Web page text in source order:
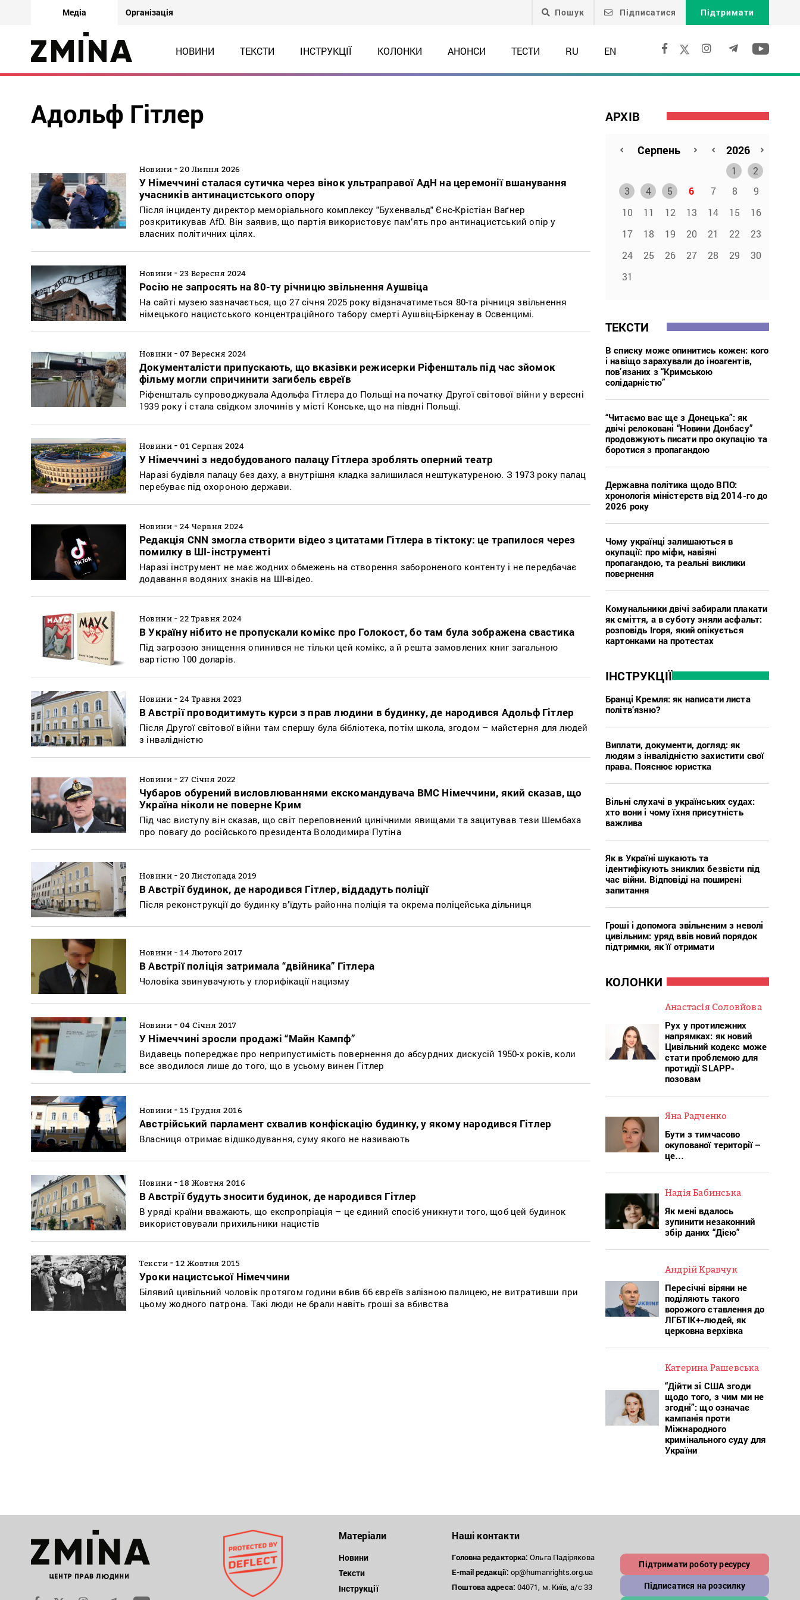
Медіа Організація Пошук Підписатися Підтримати
НОВИНИ ТЕКСТИ ІНСТРУКЦІЇ КОЛОНКИ АНОНСИ ТЕСТИ RU EN
Адольф Гітлер
Новини - 20 Липня 2026
У Німеччині сталася сутичка через вінок ультраправої АдН на церемонії вшанування
учасників антинацистського опору
Після інциденту директор меморіального комплексу "Бухенвальд" Єнс-Крістіан Ваґнер
розкритикував AfD. Він заявив, що партія використовує пам’ять про антинацистський опір у
власних політичних цілях.
Новини - 23 Вересня 2024
Росію не запросять на 80-ту річницю звільнення Аушвіца
На сайті музею зазначається, що 27 січня 2025 року відзначатиметься 80-та річниця звільнення
німецького нацистського концентраційного табору смерті Аушвіц-Біркенау в Освенцимі.
Новини - 07 Вересня 2024
Документалісти припускають, що вказівки режисерки Ріфеншталь під час зйомок
фільму могли спричинити загибель євреїв
Ріфеншталь супроводжувала Адольфа Гітлера до Польщі на початку Другої світової війни у вересні
1939 року і стала свідком злочинів у місті Конське, що на півдні Польщі.
Новини - 01 Серпня 2024
У Німеччині з недобудованого палацу Гітлера зроблять оперний театр
Наразі будівля палацу без даху, а внутрішня кладка залишилася нештукатуреною. З 1973 року палац
перебуває під охороною держави.
Новини - 24 Червня 2024
Редакція CNN змогла створити відео з цитатами Гітлера в тіктоку: це трапилося через
помилку в ШІ-інструменті
Наразі інструмент не має жодних обмежень на створення забороненого контенту і не передбачає
додавання водяних знаків на ШІ-відео.
Новини - 22 Травня 2024
В Україну нібито не пропускали комікс про Голокост, бо там була зображена свастика
Під загрозою знищення опинився не тільки цей комікс, а й решта замовлених книг загальною
вартістю 100 доларів.
Новини - 24 Травня 2023
В Австрії проводитимуть курси з прав людини в будинку, де народився Адольф Гітлер
Після Другої світової війни там спершу була бібліотека, потім школа, згодом – майстерня для людей
з інвалідністю
Новини - 27 Січня 2022
Чубаров обурений висловлюваннями екскомандувача ВМС Німеччини, який сказав, що
Україна ніколи не поверне Крим
Під час виступу він сказав, що світ переповнений цинічними явищами та зацитував тези Шембаха
про повагу до російського президента Володимира Путіна
Новини - 20 Листопада 2019
В Австрії будинок, де народився Гітлер, віддадуть поліції
Після реконструкції до будинку в’їдуть районна поліція та окрема поліцейська дільниця
Новини - 14 Лютого 2017
В Австрії поліція затримала “двійника” Гітлера
Чоловіка звинувачують у глорифікації нацизму
Новини - 04 Січня 2017
У Німеччині зросли продажі “Майн Кампф”
Видавець попереджає про неприпустимість повернення до абсурдних дискусій 1950-х років, коли
все зводилося лише до того, що в усьому винен Гітлер
Новини - 15 Грудня 2016
Австрійський парламент схвалив конфіскацію будинку, у якому народився Гітлер
Власниця отримає відшкодування, суму якого не називають
Новини - 18 Жовтня 2016
В Австрії будуть зносити будинок, де народився Гітлер
В уряді країни вважають, що експропріація – це єдиний спосіб уникнути того, щоб цей будинок
використовували прихильники нацистів
Тексти - 12 Жовтня 2015
Уроки нацистської Німеччини
Білявий цивільний чоловік протягом години вбив 66 євреїв залізною палицею, не витративши при
цьому жодного патрона. Такі люди не брали навіть гроші за вбивства
АРХІВ
1
2
3
4 5 6 7 8
9
10
11 12 13 14 15
16
17
18 19 20 21 22
23
24
25 26 27 28 29
30
31
ТЕКСТИ
В списку може опинитись кожен: кого
і навіщо зарахували до іноагентів,
пов’язаних з “Кримською
солідарністю”
“Читаємо вас ще з Донецька”: як
двічі релоковані “Новини Донбасу”
продовжують писати про окупацію та
боротися з пропагандою
Державна політика щодо ВПО:
хронологія міністерств від 2014-го до
2026 року
Чому українці залишаються в
окупації: про міфи, навіяні
пропагандою, та реальні виклики
повернення
Комунальники двічі забирали плакати
як сміття, а в суботу зняли асфальт:
розповідь Ігоря, який опікується
картонками на протестах
ІНСТРУКЦІЇ
Бранці Кремля: як написати листа
політв’язню?
Виплати, документи, догляд: як
людям з інвалідністю захистити свої
права. Пояснює юристка
Вільні слухачі в українських судах:
хто вони і чому їхня присутність
важлива
Як в Україні шукають та
ідентифікують зниклих безвісти під
час війни. Відповіді на поширені
запитання
Гроші і допомога звільненим з неволі
цивільним: уряд ввів новий порядок
підтримки, як її отримати
КОЛОНКИ
Анастасія Соловйова
Рух у протилежних
напрямках: як новий
Цивільний кодекс може
стати проблемою для
протидії SLAPP-
позовам
Яна Радченко
Бути з тимчасово
окупованої території –
це…
Надія Бабинська
Як мені вдалось
зупинити незаконний
збір даних “Дією”
Андрій Кравчук
Пересічні віряни не
поділяють такого
ворожого ставлення до
ЛГБТІК+-людей, як
церковна верхівка
Катерина Рашевська
“Дійти зі США згоди
щодо того, з чим ми не
згодні”: що означає
кампанія проти
Міжнародного
кримінального суду для
України
Матеріали
Новини
Тексти
Інструкції
Наші контакти
Головна редакторка: Ольга Падірякова
E-mail редакції: op@humanrights.org.ua
Поштоваадреса: 04071, м. Київ, а/с 33
Підтримати роботу ресурсу
Підписатися на розсилку